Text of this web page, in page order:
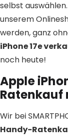
selbst
unserem
werden, ganz
iPhone 17e
noch heute!
Apple
Ratenkauf
Wir bei
Handy-